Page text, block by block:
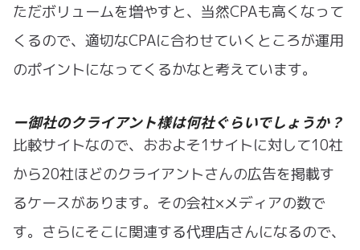
ただボリュームを増やすと、当然CPAも高くなって
くるので、適切なCPAに合わせていくところが運用
のポイントになってくるかなと考えています。
ー御社のクライアント様は何社ぐらいでしょうか？
比較サイトなので、おおよそ1サイトに対して10社
から20社ほどのクライアントさんの広告を掲載す
るケースがあります。その会社×メディアの数で
す。さらにそこに関連する代理店さんになるので、